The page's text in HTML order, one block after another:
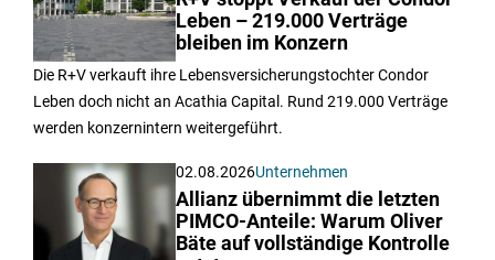
Leben – 219.000 Verträge
bleiben im Konzern
Die R+V verkauft ihre Lebensversicherungstochter Condor
Leben doch nicht an Acathia Capital. Rund 219.000 Verträge
werden konzernintern weitergeführt.
02.08.2026Unternehmen
Allianz übernimmt die letzten
PIMCO-Anteile: Warum Oliver
Bäte auf vollständige Kontrolle